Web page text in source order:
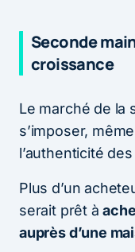
Seconde
croissance
Le marché de la
s’imposer,
l’authenticité
Plus d’un
serait prêt à
auprès d’une